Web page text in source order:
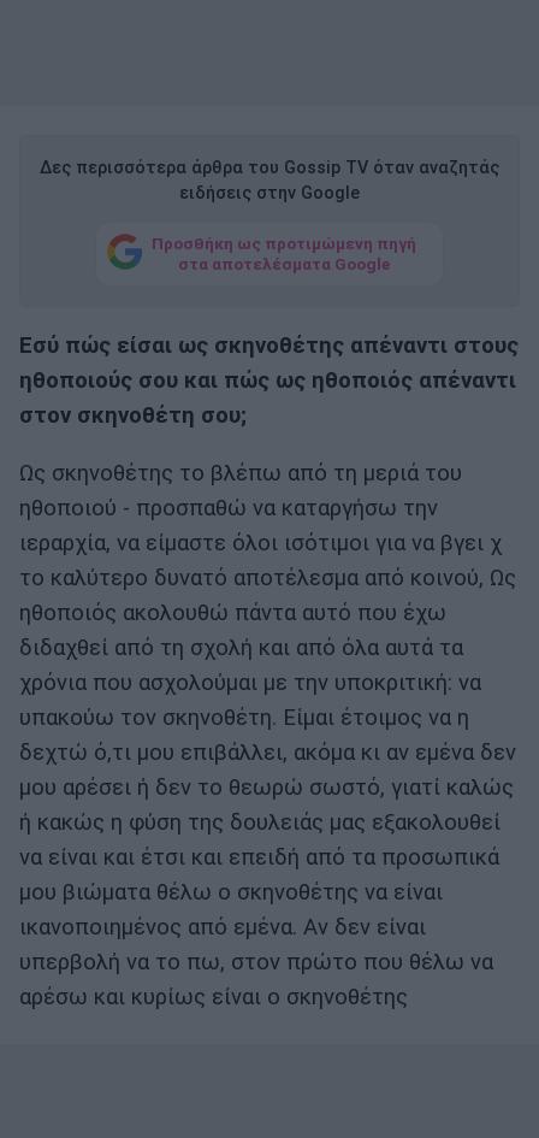
Δες περισσότερα άρθρα του Gossip TV όταν αναζητάς
ειδήσεις στην Google
Προσθήκη ως προτιμώμενη πηγή
στα αποτελέσματα Google
Εσύ πώς είσαι ως σκηνοθέτης απέναντι στους
ηθοποιούς σου και πώς ως ηθοποιός απέναντι
στον σκηνοθέτη σου;
Ως σκηνοθέτης το βλέπω από τη μεριά του
ηθοποιού - προσπαθώ να καταργήσω την
ιεραρχία, να είμαστε όλοι ισότιμοι για να βγει χ
το καλύτερο δυνατό αποτέλεσμα από κοινού, Ως
ηθοποιός ακολουθώ πάντα αυτό που έχω
διδαχθεί από τη σχολή και από όλα αυτά τα
χρόνια που ασχολούμαι με την υποκριτική: να
υπακούω τον σκηνοθέτη. Είμαι έτοιμος να η
δεχτώ ό,τι μου επιβάλλει, ακόμα κι αν εμένα δεν
μου αρέσει ή δεν το θεωρώ σωστό, γιατί καλώς
ή κακώς η φύση της δουλειάς μας εξακολουθεί
να είναι και έτσι και επειδή από τα προσωπικά
μου βιώματα θέλω ο σκηνοθέτης να είναι
ικανοποιημένος από εμένα. Αν δεν είναι
υπερβολή να το πω, στον πρώτο που θέλω να
αρέσω και κυρίως είναι ο σκηνοθέτης